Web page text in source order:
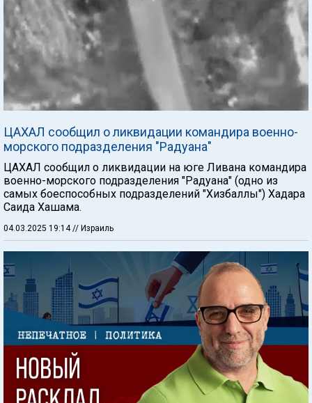
ЦАХАЛ сообщил о ликвидации командира военно-
морского подразделения "Радуана"
ЦАХАЛ сообщил о ликвидации на юге Ливана командира
военно-морского подразделения "Радуана" (одно из
самых боеспособных подразделений "Хизбаллы") Хадара
Саида Хашама.
04.03.2025 19:14 // Израиль